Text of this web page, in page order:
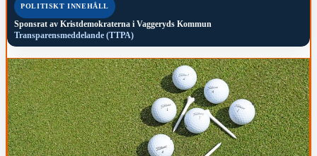
POLITISKT INNEHÅLL
Sponsrat av Kristdemokraterna i Vaggeryds Kommun
Transparensmeddelande (TTPA)